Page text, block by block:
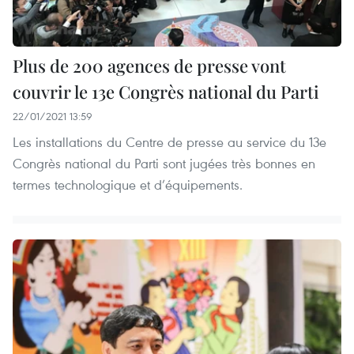
Plus de 200 agences de presse vont
couvrir le 13e Congrès national du Parti
22/01/2021 13:59
Les installations du Centre de presse au service du 13e
Congrès national du Parti sont jugées très bonnes en
termes technologique et d’équipements.